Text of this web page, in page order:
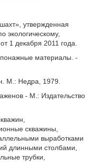
утвержденная
1 декабря 2011 года.
материалы. -
М.: Недра, 1979.
- М.: Издательство
скважины,
выработками
длинными столбами,
трубки,